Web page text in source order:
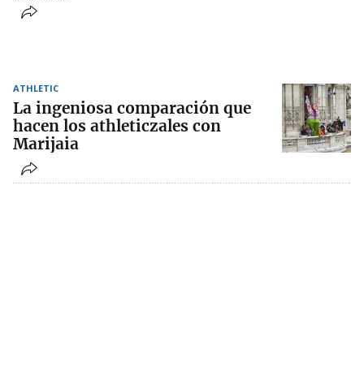
ATHLETIC
La ingeniosa comparación que
hacen los athleticzales con
Marijaia